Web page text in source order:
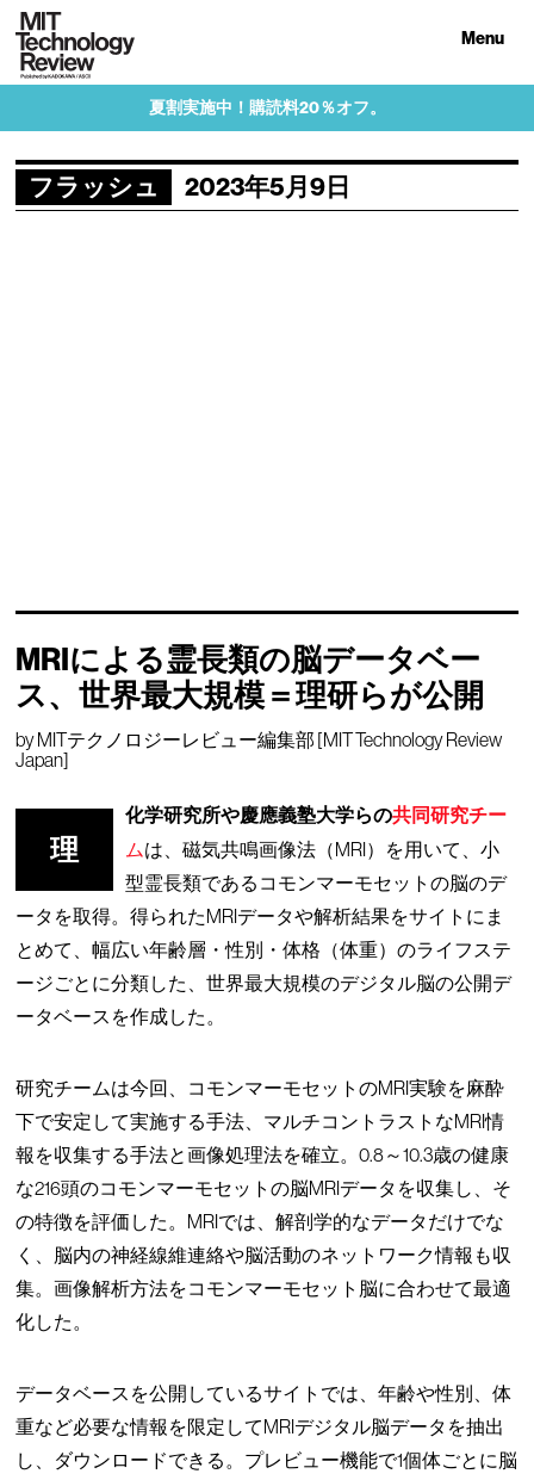
Menu
夏割実施中！購読料20％オフ。
フラッシュ 2023年5月9日
MRIによる霊長類の脳データベー
ス、世界最大規模＝理研らが公開
byMITテクノロジーレビュー編集部 [MIT Technology Review
Japan]
理
化学研究所や慶應義塾大学らの共同研究チー
ムは、磁気共鳴画像法（MRI）を用いて、小
型霊長類であるコモンマーモセットの脳のデ
ータを取得。得られたMRIデータや解析結果をサイトにま
とめて、幅広い年齢層・性別・体格（体重）のライフステ
ージごとに分類した、世界最大規模のデジタル脳の公開デ
ータベースを作成した。
研究チームは今回、コモンマーモセットのMRI実験を麻酔
下で安定して実施する手法、マルチコントラストなMRI情
報を収集する手法と画像処理法を確立。0.8～10.3歳の健康
な216頭のコモンマーモセットの脳MRIデータを収集し、そ
の特徴を評価した。MRIでは、解剖学的なデータだけでな
く、脳内の神経線維連絡や脳活動のネットワーク情報も収
集。画像解析方法をコモンマーモセット脳に合わせて最適
化した。
データベースを公開しているサイトでは、年齢や性別、体
重など必要な情報を限定してMRIデジタル脳データを抽出
し、ダウンロードできる。プレビュー機能で1個体ごとに脳